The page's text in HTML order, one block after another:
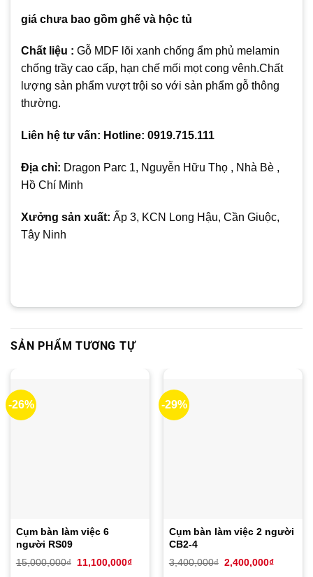
giá chưa bao gồm ghế và hộc tủ
Chất liệu : Gỗ MDF lõi xanh chống ẩm phủ melamin
chống trầy cao cấp, hạn chế mối mọt cong vênh.Chất
lượng sản phẩm vượt trội so với sản phẩm gỗ thông
thường.
Liên hệ tư vấn: Hotline: 0919.715.111
Địa chỉ: Dragon Parc 1, Nguyễn Hữu Thọ , Nhà Bè ,
Hồ Chí Minh
Xưởng sản xuất: Ấp 3, KCN Long Hậu, Cần Giuộc,
Tây Ninh
SẢN PHẨM TƯƠNG TỰ
-26%
Cụm bàn làm việc 6
người RS09
15,000,000₫
Giá
gốc
11,100,000₫Giá
-29%
Cụm bàn làm việc 2 người
CB2-4
3,400,000₫ Giá
gốc
2,400,000₫Giá